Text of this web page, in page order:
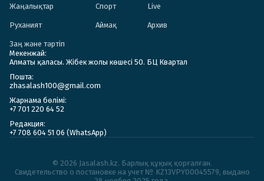
Жаңалықтар Спорт Live
Руханият Аймақ Архив
Заң және тәртіп
Мекенжай:
Алматы қаласы. Жібек жолы көшесі 50. БЦ Квартал
Пошта:
zhasalash100@gmail.com
Жарнама бөлімі:
+7 701 220 64 52
Редакция:
+7 708 604 51 06 (WhatsApp)
© 2026 Jasalash.kz. Барлық құқық қорғалған.
Cвидетельство о постановке на учет № KZ13VPY00045579, выдано